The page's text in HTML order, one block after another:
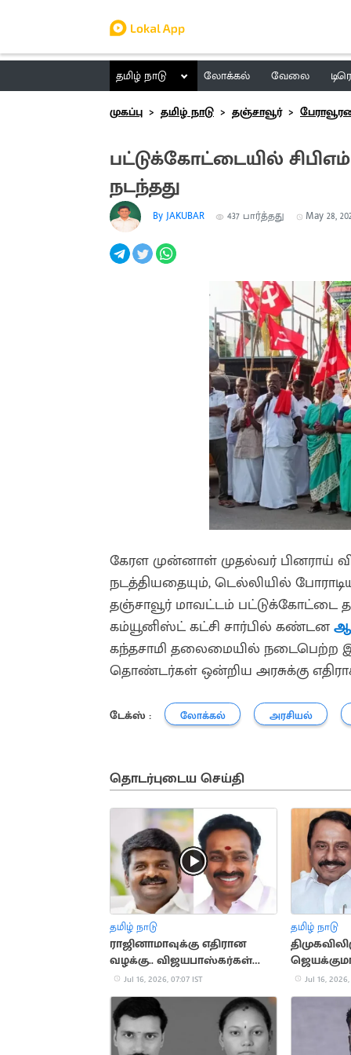
தமிழ் நாடு லோக்கல் வேலை
முகப்பு
தமிழ் நாடு தஞ்சாவூர்
பட்டுக்கோட்டையில்
நடந்தது
By JAKUBAR 437 பார்த்தது May 28,
கேரள முன்னாள் முதல்வர்
நடத்தியதையும், டெல்லியில்
தஞ்சாவூர் மாவட்டம் பட்டுக்கோட்டை
கம்யூனிஸ்ட் கட்சி சார்பில் கண்டன
கந்தசாமி தலைமையில் நடைபெற்ற
தொண்டர்கள் ஒன்றிய அரசுக்கு
டேக்ஸ் : லோக்கல் அரசியல்
தொடர்புடைய செய்தி
தமிழ் நாடு
ராஜினாமாவுக்கு எதிரான
வழக்கு.. விஜயபாஸ்கர்கள்
பதிலளிக்க ஆணை
Jul 16, 2026, 07:07 IST
தமிழ் நாடு
Jul 16, 2026,